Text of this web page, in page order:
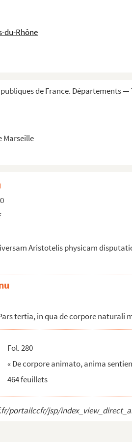
du-Rhône
de France. Départements —
Marseille
»
J. Janne, descripta ...
— Trois volumes
theologum, et...
et sacr...
suae 21
in t...
Rossignol, ann...
Aristotelis physicam
tertia, in qua de corpore naturali
Fol. 280
« De corpore animato, anima
464 feuillets
portailccfr/jsp/